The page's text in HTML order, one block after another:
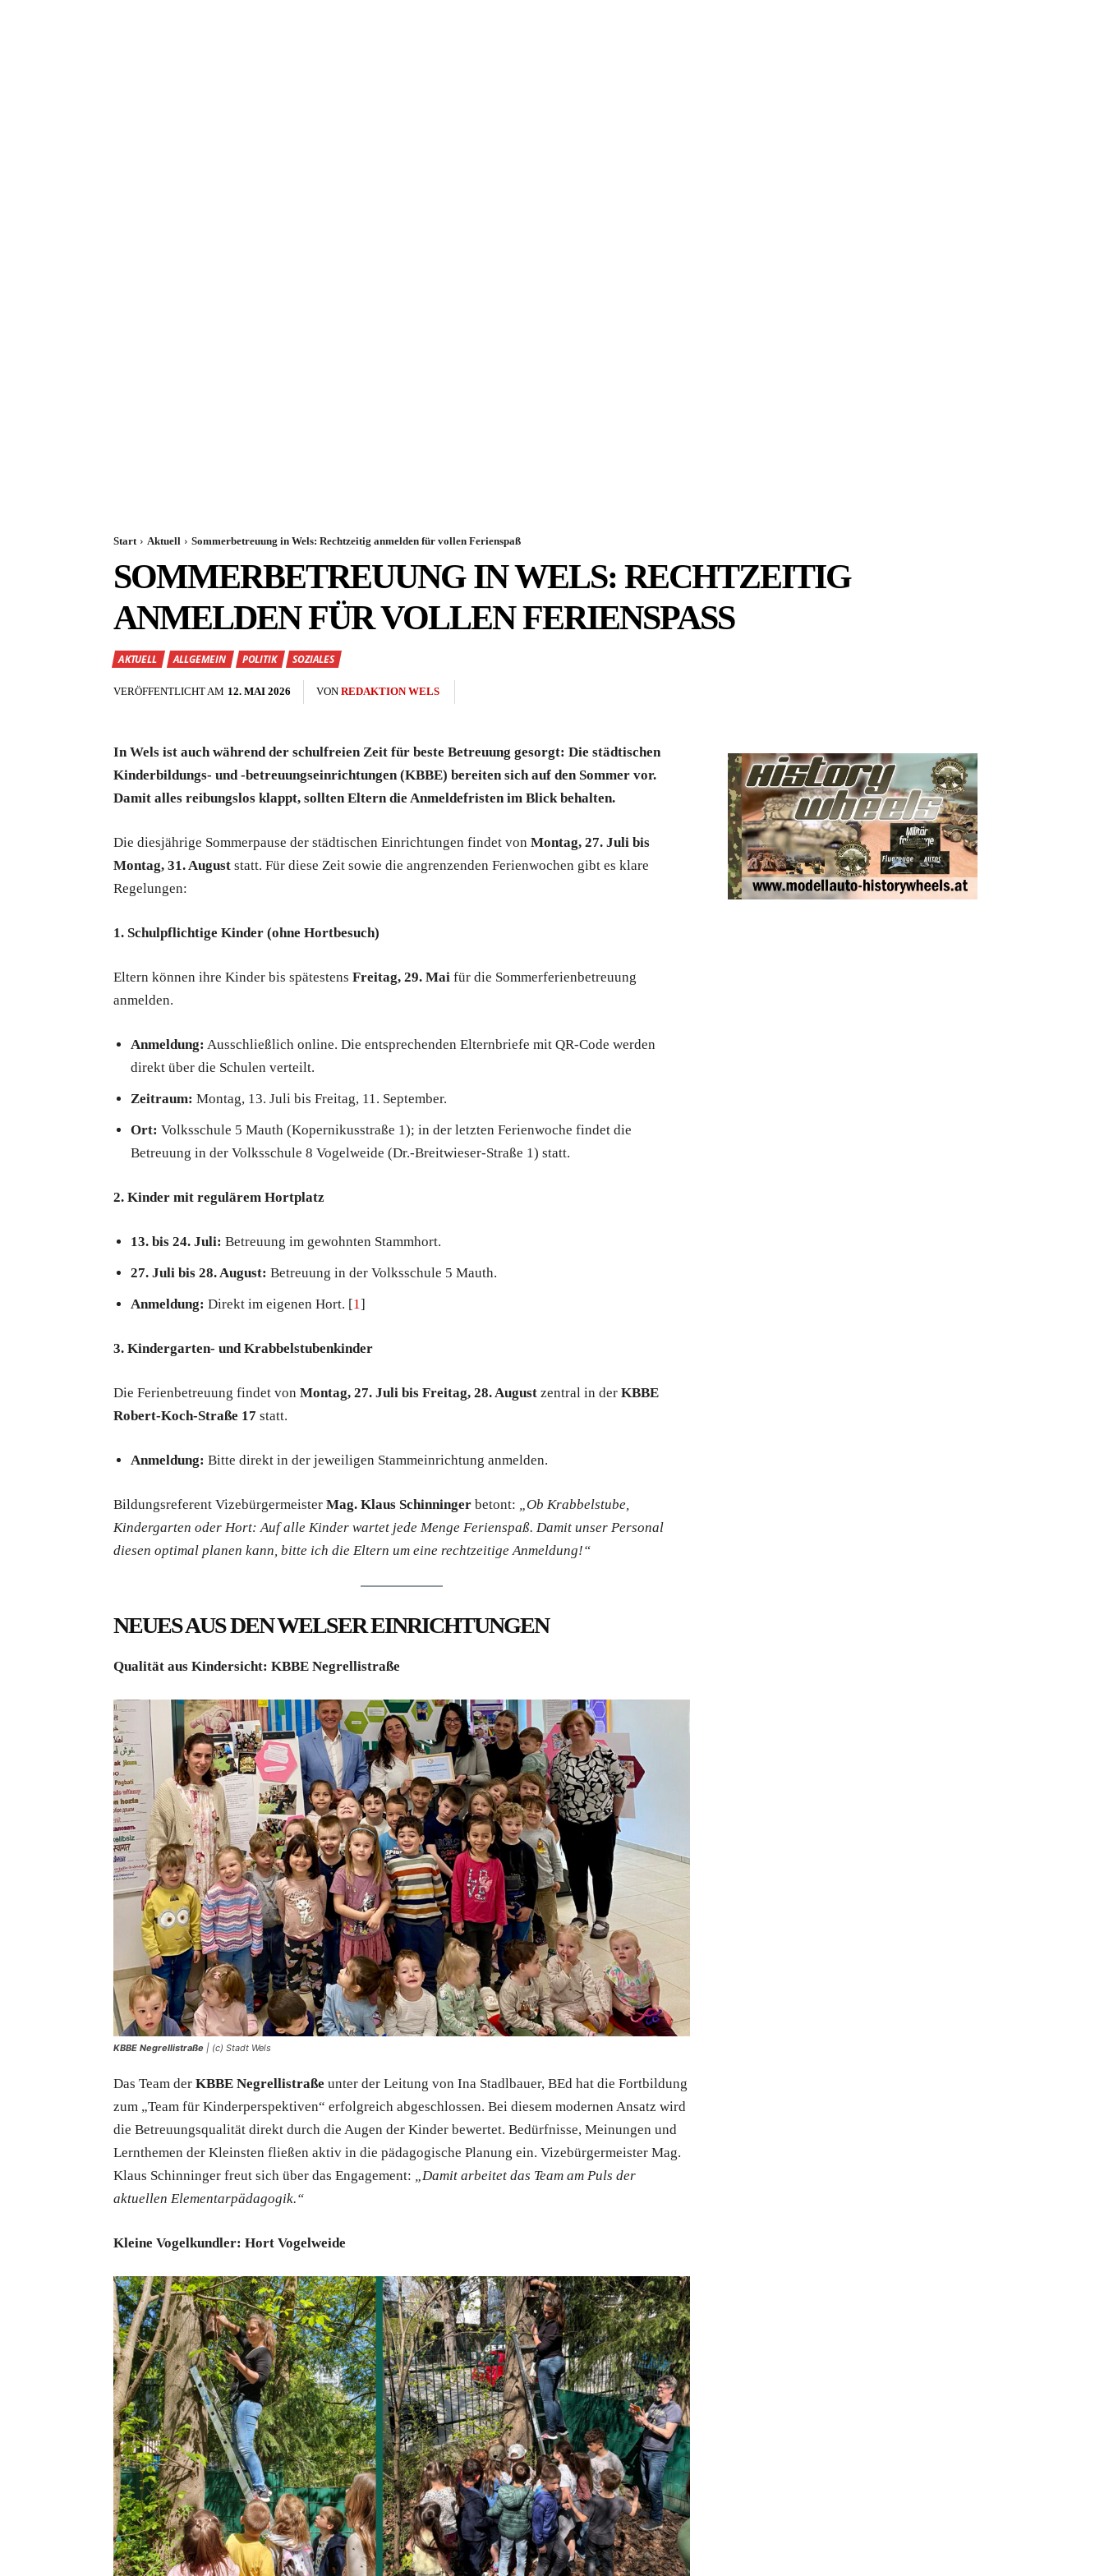
Start Aktuell Sommerbetreuung in Wels: Rechtzeitig anmelden für vollen Ferienspaß
SOMMERBETREUUNG IN WELS: RECHTZEITIG
ANMELDEN FÜR VOLLEN FERIENSPASS
AKTUELL ALLGEMEIN POLITIK SOZIALES
VERÖFFENTLICHT AM 12. MAI 2026 VON REDAKTION WELS
In Wels ist auch während der schulfreien Zeit für beste Betreuung gesorgt: Die städtischen
Kinderbildungs- und -betreuungseinrichtungen (KBBE) bereiten sich auf den Sommer vor.
Damit alles reibungslos klappt, sollten Eltern die Anmeldefristen im Blick behalten.
Die diesjährige Sommerpause der städtischen Einrichtungen findet von Montag, 27. Juli bis
Montag, 31. August statt. Für diese Zeit sowie die angrenzenden Ferienwochen gibt es klare
Regelungen:
1. Schulpflichtige Kinder (ohne Hortbesuch)
Eltern können ihre Kinder bis spätestens Freitag, 29. Mai für die Sommerferienbetreuung
anmelden.
Anmeldung: Ausschließlich online. Die entsprechenden Elternbriefe mit QR-Code werden
direkt über die Schulen verteilt.
Zeitraum: Montag, 13. Juli bis Freitag, 11. September.
Ort: Volksschule 5 Mauth (Kopernikusstraße 1); in der letzten Ferienwoche findet die
Betreuung in der Volksschule 8 Vogelweide (Dr.-Breitwieser-Straße 1) statt.
2. Kinder mit regulärem Hortplatz
13. bis 24. Juli: Betreuung im gewohnten Stammhort.
27. Juli bis 28. August: Betreuung in der Volksschule 5 Mauth.
Anmeldung: Direkt im eigenen Hort. [1]
3. Kindergarten- und Krabbelstubenkinder
Die Ferienbetreuung findet von Montag, 27. Juli bis Freitag, 28. August zentral in der KBBE
Robert-Koch-Straße 17 statt.
Anmeldung: Bitte direkt in der jeweiligen Stammeinrichtung anmelden.
Bildungsreferent Vizebürgermeister Mag. Klaus Schinninger betont: „Ob Krabbelstube,
Kindergarten oder Hort: Auf alle Kinder wartet jede Menge Ferienspaß. Damit unser Personal
diesen optimal planen kann, bitte ich die Eltern um eine rechtzeitige Anmeldung!“
NEUES AUS DEN WELSER EINRICHTUNGEN
Qualität aus Kindersicht: KBBE Negrellistraße
KBBE Negrellistraße | (c) Stadt Wels
Das Team der KBBE Negrellistraße unter der Leitung von Ina Stadlbauer, BEd hat die Fortbildung
zum „Team für Kinderperspektiven“ erfolgreich abgeschlossen. Bei diesem modernen Ansatz wird
die Betreuungsqualität direkt durch die Augen der Kinder bewertet. Bedürfnisse, Meinungen und
Lernthemen der Kleinsten fließen aktiv in die pädagogische Planung ein. Vizebürgermeister Mag.
Klaus Schinninger freut sich über das Engagement: „Damit arbeitet das Team am Puls der
aktuellen Elementarpädagogik.“
Kleine Vogelkundler: Hort Vogelweide